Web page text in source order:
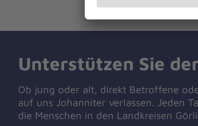
Unterstützen Sie
Ob jung oder alt, direkt Betroffene
auf uns Johanniter verlassen. Jeden
die Menschen in den Landkreisen